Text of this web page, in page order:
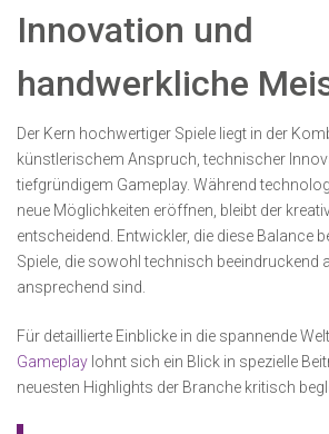
Innovation und
handwerkliche
Der Kern hochwertiger Spiele liegt in der
künstlerischem Anspruch, technischer
tiefgründigem Gameplay. Während
neue Möglichkeiten eröffnen, bleibt der
entscheidend. Entwickler, die diese Balance
Spiele, die sowohl technisch beeindruckend
ansprechend sind.
Für detaillierte Einblicke in die spannende
Gameplay lohnt sich ein Blick in spezielle
neuesten Highlights der Branche kritisch